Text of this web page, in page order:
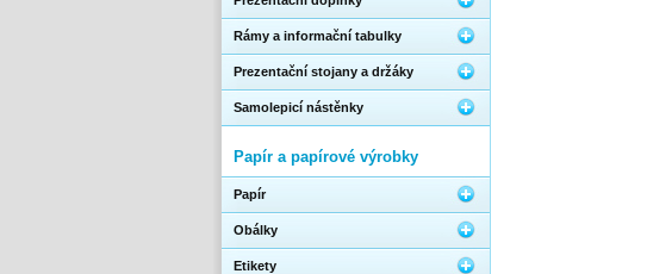
Rámy a informační tabulky
Prezentační stojany a držáky
Samolepicí nástěnky
Papír a papírové výrobky
Papír
Obálky
Etikety